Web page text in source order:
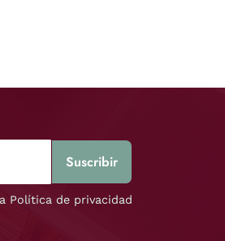
Política de privacidad